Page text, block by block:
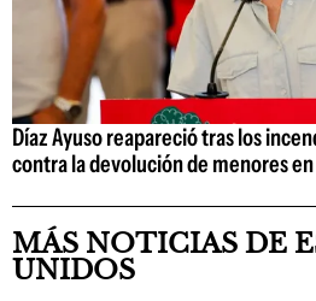
Díaz Ayuso reapareció tras los
contra la devolución de menores
MÁS NOTICIAS DE
UNIDOS